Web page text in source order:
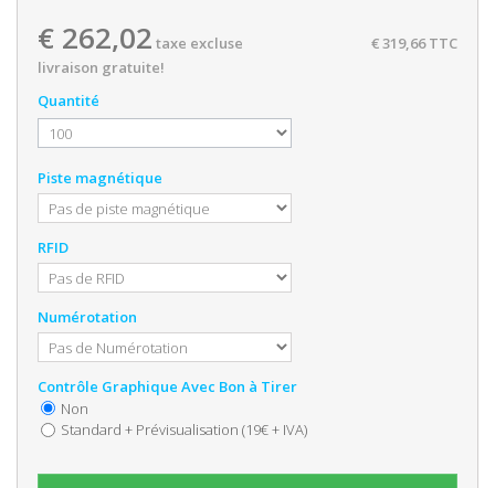
€ 262,02 taxe excluse € 319,66TTC
livraison gratuite!
Quantité
Piste magnétique
RFID
Numérotation
Contrôle Graphique Avec Bon à Tirer
Non
Standard + Prévisualisation (19€ + IVA)